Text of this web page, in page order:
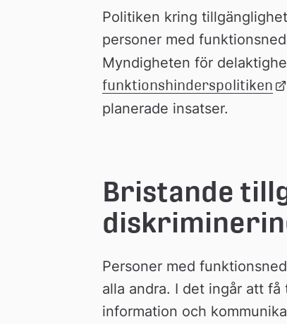
Politiken kring
personer med
Myndigheten för
funktionshinderspolitiken
planerade insatser.
Bristande
Personer med
alla andra. I det ingår att
information och